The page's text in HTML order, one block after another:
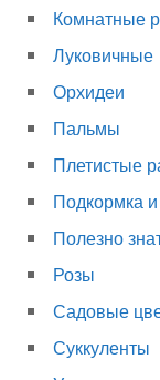
Комнатные
Луковичные
Орхидеи
Пальмы
Плетистые
Подкормка
Полезно
Розы
Садовые
Суккуленты